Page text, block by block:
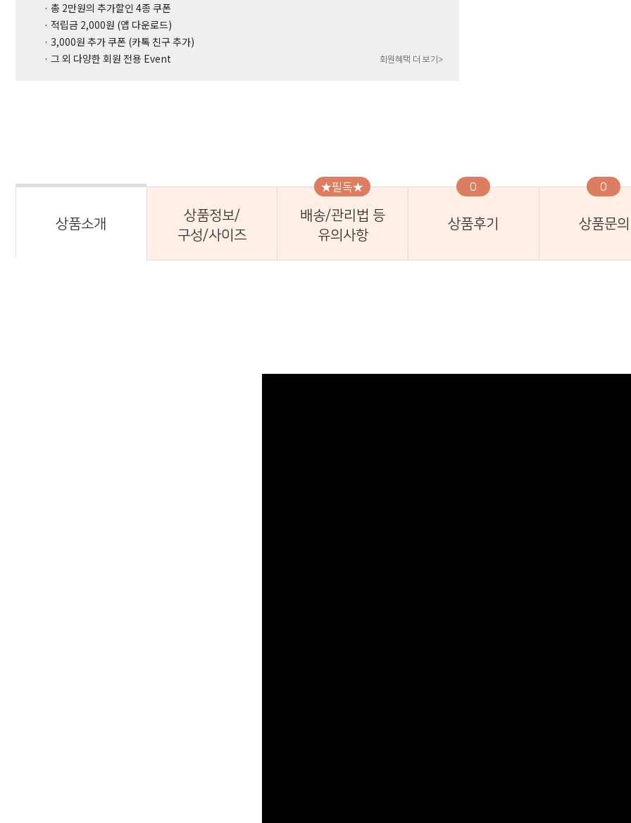
· 총 2만원의 추가할인 4종 쿠폰
· 적립금 2,000원 (앱 다운로드)
· 3,000원 추가 쿠폰 (카톡 친구 추가)
· 그 외 다양한 회원 전용 Event
회원혜택 더 보기>
상품소개
상품정보/
구성/사이즈
배송/관리법 등
유의사항
★필독★
상품후기
0
상품문의
0